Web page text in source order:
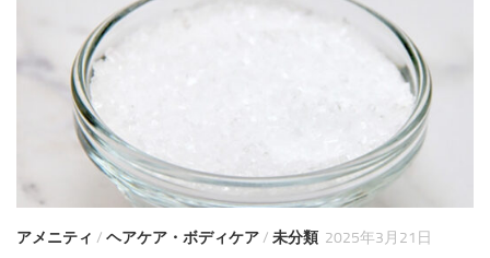
アメニティ / ヘアケア・ボディケア/ 未分類 2025年3月21日